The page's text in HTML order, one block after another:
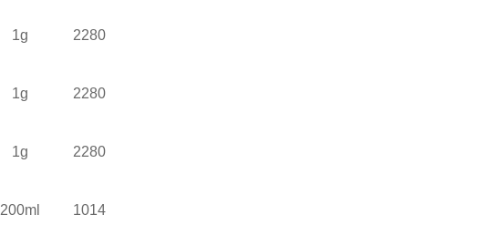
1g 2280
1g 2280
1g 2280
200ml 1014